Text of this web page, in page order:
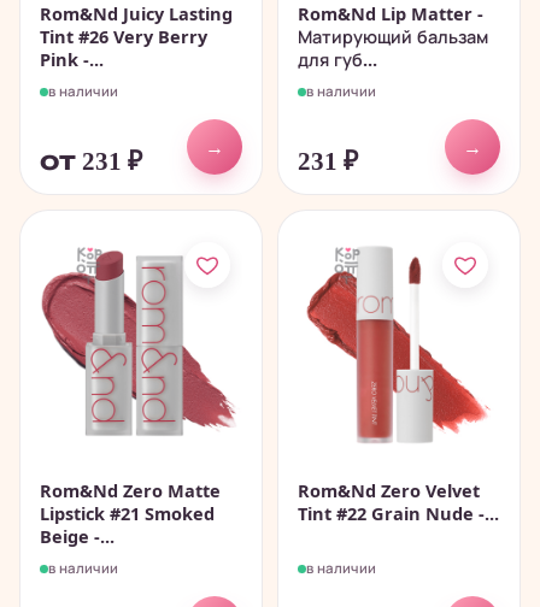
Rom&Nd Juicy Lasting
Tint #26 Very Berry
Pink -...
в наличии
от 231 ₽
→
Rom&Nd Lip Matter -
Матирующий бальзам
для губ...
в наличии
231 ₽
→
Rom&Nd Zero Matte
Lipstick #21 Smoked
Beige -...
в наличии
Rom&Nd Zero Velvet
Tint #22 Grain Nude -...
в наличии